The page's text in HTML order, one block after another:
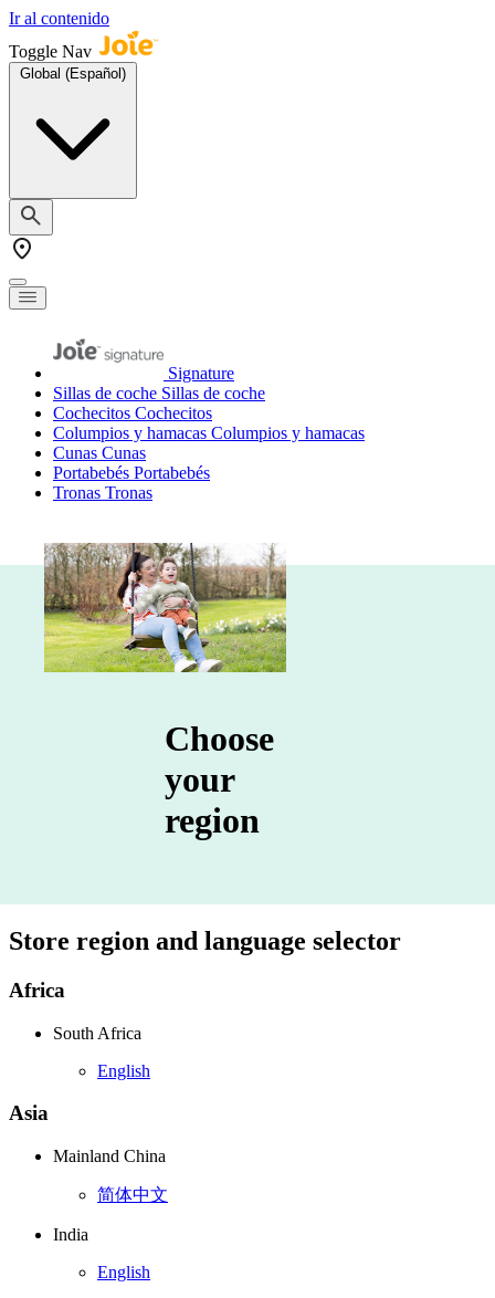
Ir al contenido
Toggle Nav
Global (Español)
Signature
Sillas de coche Sillas de coche
Cochecitos Cochecitos
Columpios y hamacas Columpios y hamacas
Cunas Cunas
Portabebés Portabebés
Tronas Tronas
Choose
your
region
Store region and language selector
Africa
South Africa
English
Asia
Mainland China
简体中文
India
English